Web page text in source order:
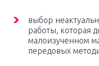
выбор
работы, которая
малоизученном
передовых